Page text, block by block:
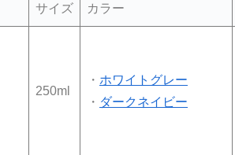
サイズ カラー
250ml
・ ホワイトグレー
・ ダークネイビー